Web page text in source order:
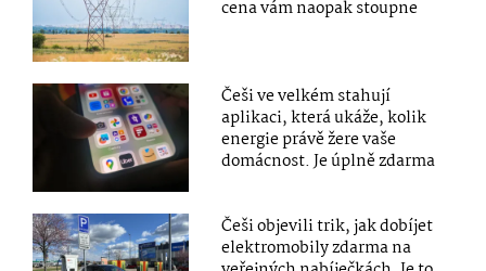
cena vám naopak stoupne
Češi ve velkém stahují
aplikaci, která ukáže, kolik
energie právě žere vaše
domácnost. Je úplně zdarma
Češi objevili trik, jak dobíjet
elektromobily zdarma na